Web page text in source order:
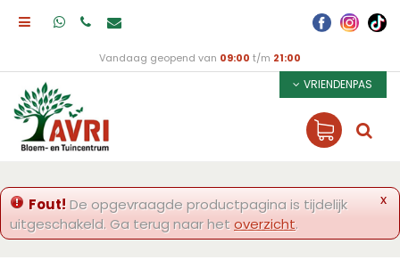
Vandaag geopend van 09:00 t/m 21:00
VRIENDENPAS
x
Fout!De opgevraagde productpagina is tijdelijk
uitgeschakeld. Ga terug naar hetoverzicht.